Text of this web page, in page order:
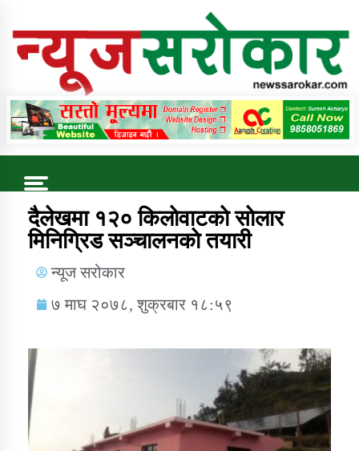
Online News Portal
Trending Now
कुषि बिकास कार्यालय जुम्ला सुचना सन्देश
डिभिजन कार्यालय जुम्लाको सुचना सन्देश
दैलेखमा १२० किलाेवाटकाे साेलार
मिनिग्रिड सञ्चालनकाे तयारी
न्यूज सरोकार
७ माघ २०७८, शुक्रबार १८:५९